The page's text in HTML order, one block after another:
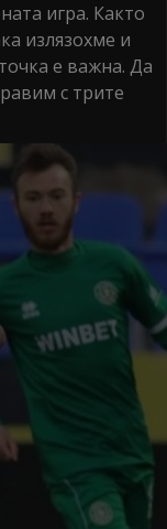
игра. Както
излязохме и
е важна. Да
с трите